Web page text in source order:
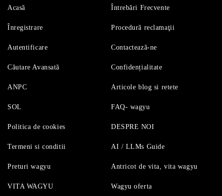
Acasă
Înregistrare
Autentificare
Căutare Avansată
Întrebări Frecvente
Procedură reclamaţii
Contactează-ne
Confidențialitate
ANPC
SOL
Politica de cookies
Termeni si conditii
Articole blog si retete
FAQ- wagyu
DESPRE NOI
AI / LLMs Guide
Preturi wagyu
VITA WAGYU
Antricot de vita, vita wagyu
Wagyu oferta